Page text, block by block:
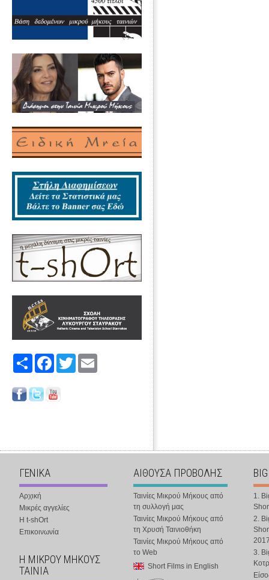
Share FacebookTwitter
ΓΕΝΙΚΑ
Αρχική
Μικρές αγγελίες
Η t-shOrt
Επικοινωνία
Η ΜΙΚΡΟΥ ΜΗΚΟΥΣ
ΤΑΙΝΙΑ
ΑΙΘΟΥΣΑ ΠΡΟΒΟΛΗΣ
Ταινίες Μικρού Μήκους από
τη συλλογή μας
Ταινίες Μικρού Μήκους από
τη Χρυσή Ταινιοθήκη
Ταινίες Μικρού Μήκους από
το Web
Short Films in English
1.
2.
3.